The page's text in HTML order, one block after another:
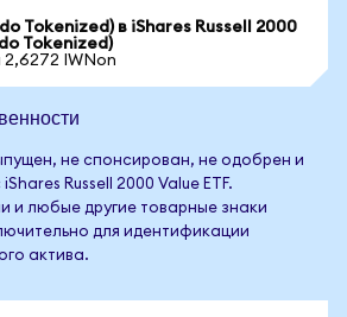
Tokenized) в iShares Russell 2000
Tokenized)
2,6272 IWNon
не спонсирован, не одобрен и
Russell 2000 Value ETF.
и любые другие товарные знаки
для идентификации
актива.